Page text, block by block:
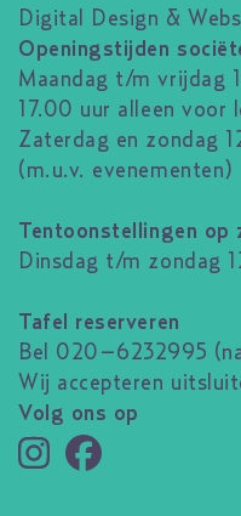
Digital Design &
Openingstijden
Maandag t/m vrijdag
17.00 uur alleen voor
Zaterdag en zondag
(m.u.v. evenementen)
Tentoonstellingen op
Dinsdag t/m zondag
Tafel reserveren
Bel 020–6232995
Wij accepteren
Volg ons op